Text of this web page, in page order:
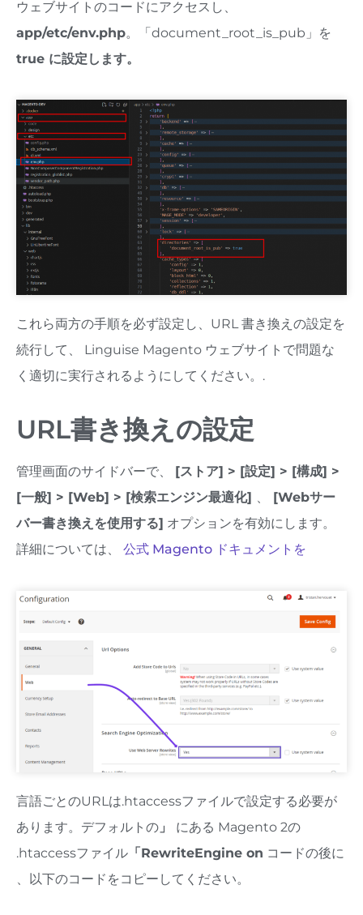
ウェブサイトのコードにアクセスし、
app/etc/env.php。「document_root_is_pub」を
true に設定します。
これら両方の手順を必ず設定し、URL 書き換えの設定を
続行して、 Linguise Magento ウェブサイトで問題な
く適切に実行されるようにしてください。.
URL書き換えの設定
管理画面のサイドバーで、
[ストア] > [設定] > [構成] >
[一般] > [Web] > [検索エンジン最適化] 、
[Webサー
バー書き換えを使用する] オプションを有効にします。
詳細については、 公式 Magento ドキュメントを
言語ごとのURLは.htaccessファイルで設定する必要が
あります。デフォルトの 」 にある Magento 2の
.htaccessファイル 「 RewriteEngine on コードの後に​​
、以下のコードをコピーしてください。